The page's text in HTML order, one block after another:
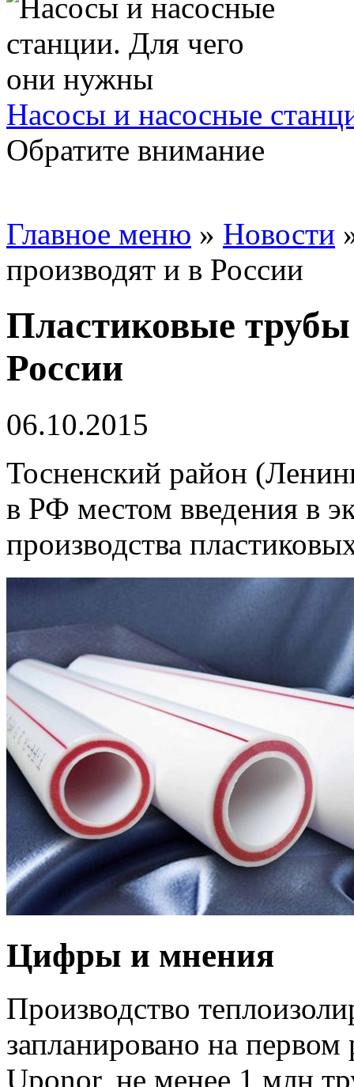
Насосы и насосные
Обратите внимание
Главное меню » Новости
производят и в России
Пластиковые трубы
России
06.10.2015
Тосненский район
в РФ местом введения в
производства
Цифры и мнения
Производство
запланировано на
Uponor, не менее 1 млн